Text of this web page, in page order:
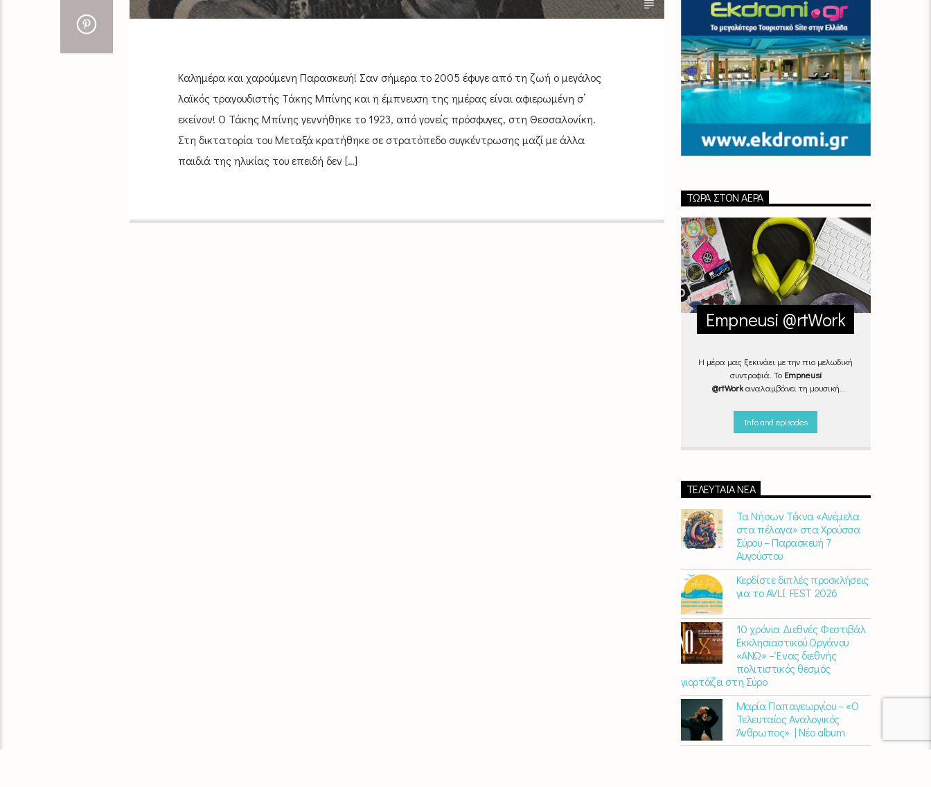
Καλημέρα και χαρούμενη Παρασκευή! Σαν σήμερα το 2005 έφυγε από τη ζωή ο μεγάλος
λαϊκός τραγουδιστής Τάκης Μπίνης και η έμπνευση της ημέρας είναι αφιερωμένη σ’
εκείνον! Ο Τάκης Μπίνης γεννήθηκε το 1923, από γονείς πρόσφυγες, στη Θεσσαλονίκη.
Στη δικτατορία του Mεταξά κρατήθηκε σε στρατόπεδο συγκέντρωσης μαζί με άλλα
παιδιά της ηλικίας του επειδή δεν […]
ΤΏΡΑ ΣΤΟΝ ΑΈΡΑ
Empneusi @rtWork
Η μέρα μας ξεκινάει με την πιο μελωδική
συντροφιά. Το Empneusi
@rtWorkαναλαμβάνει τη μουσική
Δευτέρα με Παρασκευή, από τις 07.00
μέχρι τις 10.00.Επιλεγμένα
σκηνήεναλλάσσονται αρμονικά,
πάνε μαζί.Καθημερινά
Παρασκευή)07:00 – 10:00στονEmpneusi
Info and episodes
ΤΕΛΕΥΤΑΊΑ ΝΈΑ
Τα Νήσων Τέκνα «Ανέμελα
στα πέλαγα» στα Χρούσσα
Σύρου – Παρασκευή 7
Αυγούστου
Κερδίστε διπλές προσκλήσεις
για το AVLI FEST 2026
10 χρόνια Διεθνές Φεστιβάλ
Εκκλησιαστικού Οργάνου
«ΑΝΩ» – Ένας διεθνής
πολιτιστικός θεσμός
γιορτάζει στη Σύρο​
Μαρία Παπαγεωργίου – «Ο
Τελευταίος Αναλογικός
Άνθρωπος» | Νέο album